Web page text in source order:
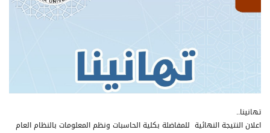
تهانينا..
اعلان النتيجة النهائية للمفاضلة بكلية الحاسبات ونظم المعلومات بالنظام العام